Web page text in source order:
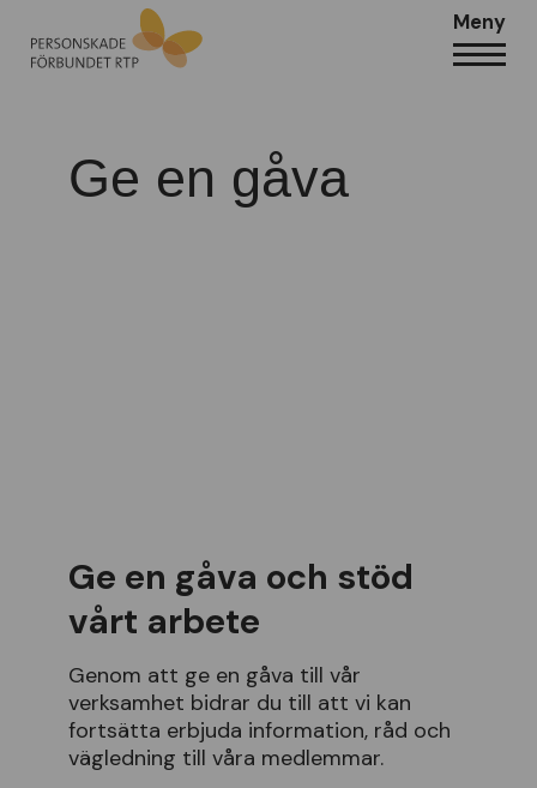
Meny
Ge en gåva
Ge en gåva och stöd
vårt arbete
Genom att ge en gåva till vår
verksamhet bidrar du till att vi kan
fortsätta erbjuda information, råd och
vägledning till våra medlemmar.